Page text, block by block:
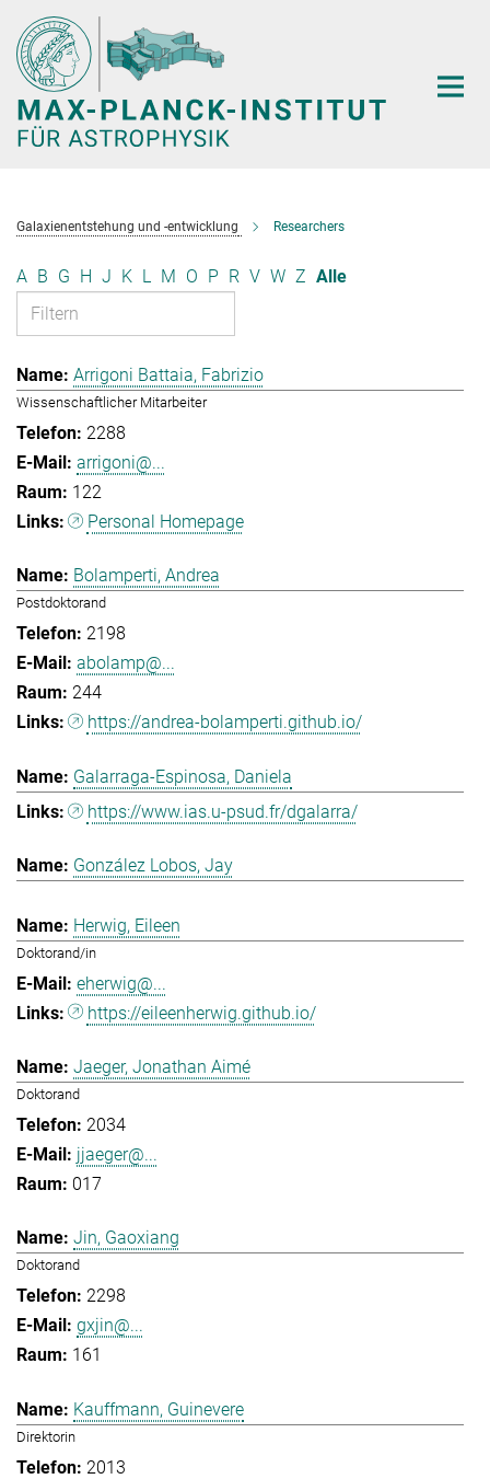
Hauptinhalt
Galaxienentstehung und -entwicklung Researchers
A B G H J K L M O P R V W Z Alle
Arrigoni Battaia, Fabrizio
Wissenschaftlicher Mitarbeiter
2288
arrigoni@...
122
Personal Homepage
Bolamperti, Andrea
Postdoktorand
2198
abolamp@...
244
https://andrea-bolamperti.github.io/
Galarraga-Espinosa, Daniela
https://www.ias.u-psud.fr/dgalarra/
González Lobos, Jay
Herwig, Eileen
Doktorand/in
eherwig@...
https://eileenherwig.github.io/
Jaeger, Jonathan Aimé
Doktorand
2034
jjaeger@...
017
Jin, Gaoxiang
Doktorand
2298
gxjin@...
161
Kauffmann, Guinevere
Direktorin
2013